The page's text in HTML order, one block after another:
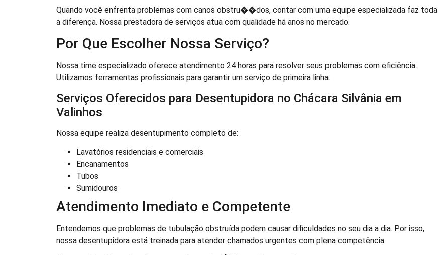
Quando você enfrenta problemas com canos obstru��dos, contar com uma equipe especializada faz toda
a diferença. Nossa prestadora de serviços atua com qualidade há anos no mercado.
Por Que Escolher Nossa Serviço?
Nossa time especializado oferece atendimento 24 horas para resolver seus problemas com eficiência.
Utilizamos ferramentas profissionais para garantir um serviço de primeira linha.
Serviços Oferecidos para Desentupidora no Chácara Silvânia em
Valinhos
Nossa equipe realiza desentupimento completo de:
Lavatórios residenciais e comerciais
Encanamentos
Tubos
Sumidouros
Atendimento Imediato e Competente
Entendemos que problemas de tubulação obstruída podem causar dificuldades no seu dia a dia. Por isso,
nossa desentupidora está treinada para atender chamados urgentes com plena competência.